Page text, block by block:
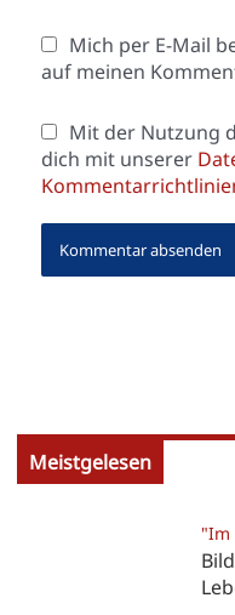
Mich per E-Mail
auf meinen
Mit der Nutzung
dich mit unserer
Meistgelesen
"Im